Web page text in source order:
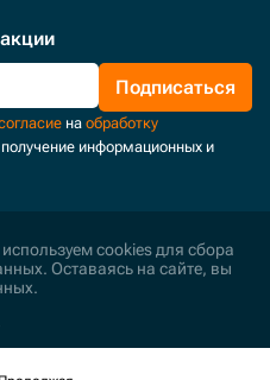
Подписаться
на обработку
информационных и
cookies для сбора
Оставаясь на сайте, вы
данных